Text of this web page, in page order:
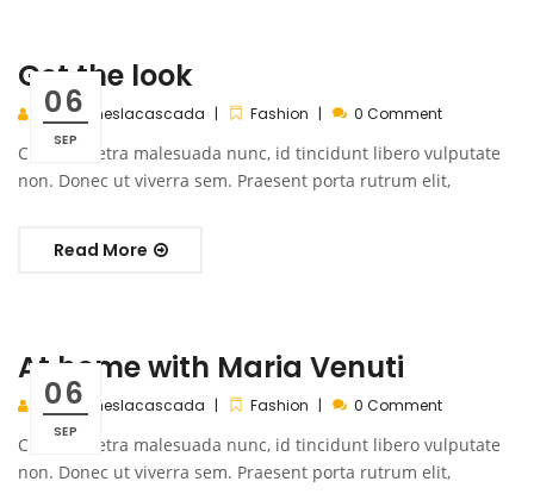
06
SEP
Get the look
almaceneslacascada Fashion 0 Comment
Cras pharetra malesuada nunc, id tincidunt libero vulputate
non. Donec ut viverra sem. Praesent porta rutrum elit,
Read More
06
SEP
At home with Maria Venuti
almaceneslacascada Fashion 0 Comment
Cras pharetra malesuada nunc, id tincidunt libero vulputate
non. Donec ut viverra sem. Praesent porta rutrum elit,